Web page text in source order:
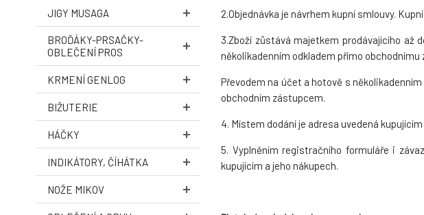
JIGY MUSAGA
BROĎÁKY-PRSAČKY-
OBLEČENÍ PROS
KRMENÍ GENLOG
BIŽUTERIE
HÁČKY
INDIKÁTORY, ČÍHÁTKA
NOŽE MIKOV
2.Objednávka je návrhem kupní smlouvy.
3.Zboží zůstává majetkem prodávajícího až
několikadenním odkladem přímo
Převodem na účet a hotově s
obchodním zástupcem.
4. Místem dodání je adresa uvedená
5. Vyplněním registračního formuláře i
kupujícím a jeho nákupech.